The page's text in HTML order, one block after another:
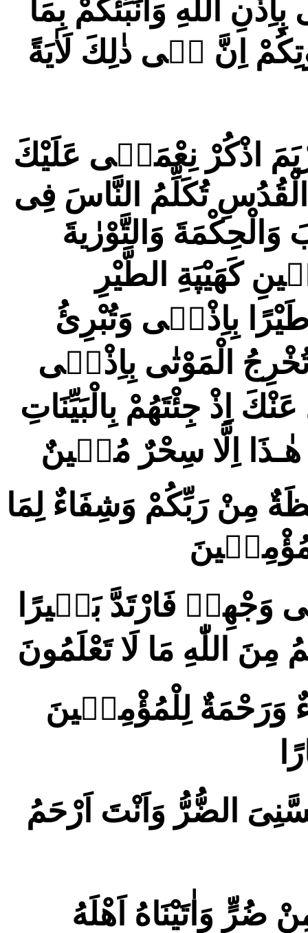
اللّٰهِ وَاُنَبِّئُكُمْ بِمَا
اِنَّ فٖى ذٰلِكَ لَاٰيَةً
اذْكُرْ نِعْمَتٖى عَلَيْكَ
الْقُدُسِ تُكَلِّمُ النَّاسَ فِى
وَالْحِكْمَةَ وَالتَّوْرٰیةَ
كَهَيْپَةِ الطَّيْرِ
بِاِذْنٖى وَتُبْرِئُ
الْمَوْتٰى بِاِذْنٖى
جِئْتَهُمْ بِالْبَيِّنَاتِ
اِلَّا سِحْرٌ مُبٖينٌ
مِنْ رَبِّكُمْ وَشِفَاءٌ لِمَا
وَجْهِهٖ فَارْتَدَّ بَصٖيرًا
اللّٰهِ مَا لَا تَعْلَمُونَ
وَرَحْمَةٌ لِلْمُؤْمِنٖينَ
الضُّرُّ وَاَنْتَ اَرْحَمُ
ضُرٍّ وَاٰتَيْنَاهُ اَهْلَهُ